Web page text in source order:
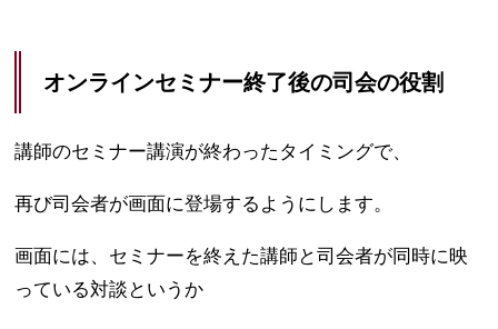
オンラインセミナー終了後の司会の役割
講師のセミナー講演が終わったタイミングで、
再び司会者が画面に登場するようにします。
画面には、セミナーを終えた講師と司会者が同時に映
っている対談というか